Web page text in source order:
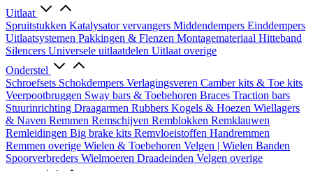
Uitlaat
Spruitstukken Katalysator vervangers Middendempers Einddempers
Uitlaatsystemen Pakkingen & Flenzen Montagemateriaal Hitteband
Silencers Universele uitlaatdelen Uitlaat overige
Onderstel
Schroefsets Schokdempers Verlagingsveren Camber kits & Toe kits
Veerpootbruggen Sway bars & Toebehoren Braces Traction bars
Stuurinrichting Draagarmen Rubbers Kogels & Hoezen Wiellagers
& Naven Remmen Remschijven Remblokken Remklauwen
Remleidingen Big brake kits Remvloeistoffen Handremmen
Remmen overige Wielen & Toebehoren Velgen | Wielen Banden
Spoorverbreders Wielmoeren Draadeinden Velgen overige